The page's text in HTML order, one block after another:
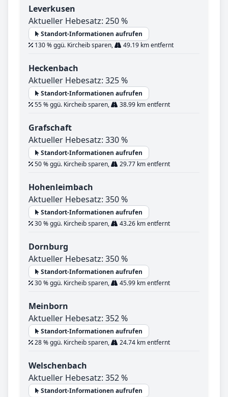
Leverkusen
Aktueller Hebesatz: 250 %
Standort-Informationen aufrufen
130 % ggü. Kircheib sparen,
49.19 km entfernt
Heckenbach
Aktueller Hebesatz: 325 %
Standort-Informationen aufrufen
55 % ggü. Kircheib sparen,
38.99 km entfernt
Grafschaft
Aktueller Hebesatz: 330 %
Standort-Informationen aufrufen
50 % ggü. Kircheib sparen,
29.77 km entfernt
Hohenleimbach
Aktueller Hebesatz: 350 %
Standort-Informationen aufrufen
30 % ggü. Kircheib sparen,
43.26 km entfernt
Dornburg
Aktueller Hebesatz: 350 %
Standort-Informationen aufrufen
30 % ggü. Kircheib sparen,
45.99 km entfernt
Meinborn
Aktueller Hebesatz: 352 %
Standort-Informationen aufrufen
28 % ggü. Kircheib sparen,
24.74 km entfernt
Welschenbach
Aktueller Hebesatz: 352 %
Standort-Informationen aufrufen